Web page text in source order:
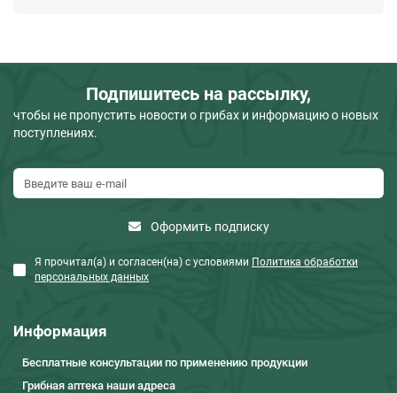
Подпишитесь на рассылку,
чтобы не пропустить новости о грибах и информацию о новых
поступлениях.
Оформить подписку
Я прочитал(а) и согласен(на) с условиями Политика обработки
персональных данных
Информация
Бесплатные консультации по применению продукции
Грибная аптека наши адреса